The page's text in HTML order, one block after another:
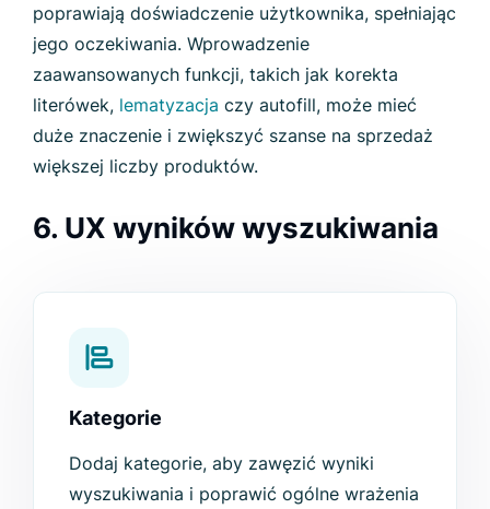
poprawiają doświadczenie użytkownika, spełniając
jego oczekiwania. Wprowadzenie
zaawansowanych funkcji, takich jak korekta
literówek, lematyzacja czy autofill, może mieć
duże znaczenie i zwiększyć szanse na sprzedaż
większej liczby produktów.
6. UX wyników wyszukiwania
Kategorie
Dodaj kategorie, aby zawęzić wyniki
wyszukiwania i poprawić ogólne wrażenia